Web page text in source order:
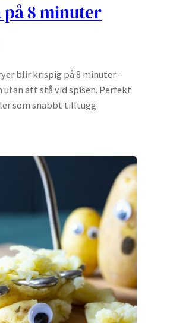
8 minuter
blir krispig på 8 minuter –
utan att stå vid spisen. Perfekt
som snabbt tilltugg.